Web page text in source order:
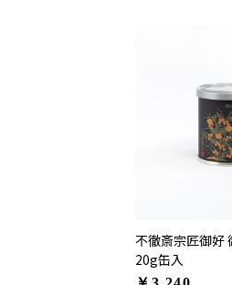
不徹斎宗匠御好
20g缶入